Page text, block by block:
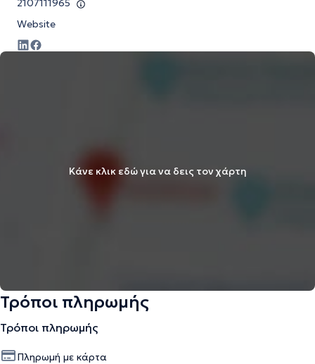
2107111965
Website
Κάνε κλικ εδώ για να δεις τον χάρτη
Τρόποι πληρωμής
Τρόποι πληρωμής
Πληρωμή με κάρτα